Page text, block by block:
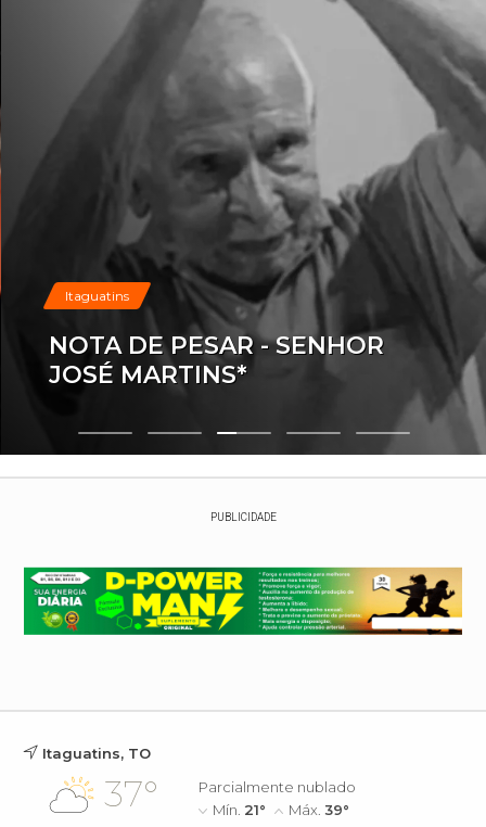
Itaguatins
NOTA DE PESAR - SENHOR
JOSÉ MARTINS*
PUBLICIDADE
Itaguatins, TO
37°
Parcialmente nublado
Mín. 21° Máx.39°